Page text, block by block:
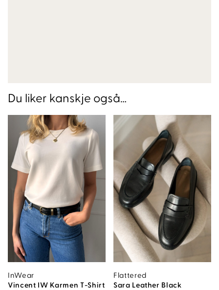
Du liker kanskje også…
InWear
Vincent IW Karmen T-Shirt
Flattered
Sara Leather Black